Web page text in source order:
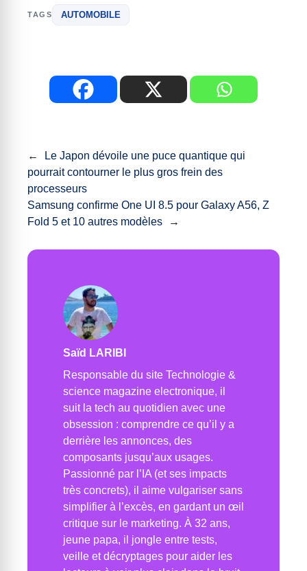
TAGS AUTOMOBILE
←
Le Japon dévoile une puce quantique qui
pourrait contourner le plus gros frein des
processeurs
Samsung confirme One UI 8.5 pour Galaxy A56, Z
Fold 5 et 10 autres modèles
→
Saïd LARIBI
Responsable du site Technologie &
science magazine electronique, il
suit la tech au quotidien avec une
obsession : comprendre ce qu’il y a
derrière les annonces, des
composants jusqu’aux usages.
Passionné par l’IA (et ses impacts
très concrets), il aime vulgariser sans
simplifier à l’excès, en gardant un œil
critique sur le marketing. À 32 ans,
jeune papa, il jongle entre tests,
veille et décryptages pour aider les